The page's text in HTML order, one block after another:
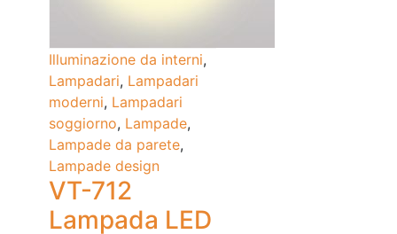
Illuminazione da interni,
Lampadari, Lampadari
moderni, Lampadari
soggiorno, Lampade,
Lampade da parete,
Lampade design
VT-712
Lampada LED